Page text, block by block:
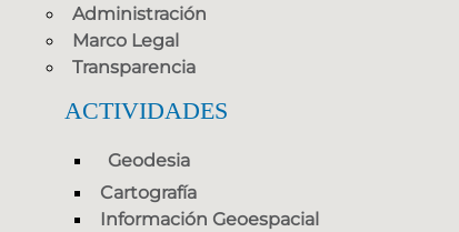
Administración
Marco Legal
Transparencia
ACTIVIDADES
Geodesia
Cartografía
Información Geoespacial